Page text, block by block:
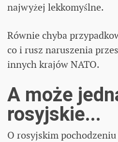
najwyżej lekkomyślne.
Równie chyba
co i rusz naruszenia
innych krajów NATO.
A może
rosyjskie...
O rosyjskim